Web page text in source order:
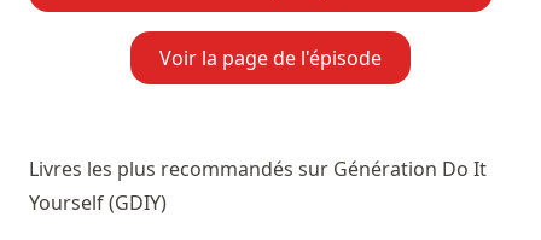
Voir la page de l'épisode
Livres les plus recommandés sur Génération Do It
Yourself (GDIY)